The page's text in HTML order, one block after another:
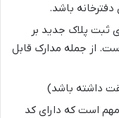
باشد.
ثبت پلاک جدید بر
از جمله مدارک قابل
داشته باشد)
است که دارای کد